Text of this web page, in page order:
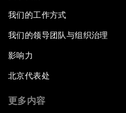
我们的工作方式
我们的领导团队与组织治理
影响力
北京代表处
更多内容